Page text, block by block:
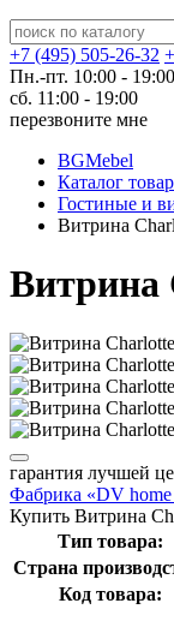
+7 (495) 505-26-32
Пн.-пт. 10:00 - 19:00
сб. 11:00 - 19:00
перезвоните мне
BGMebel
Каталог
Гостиные и
Витрина
Витрина
гарантия лучшей
Фабрика «DV home
Купить Витрина
Тип товара:
Страна
Код товара: